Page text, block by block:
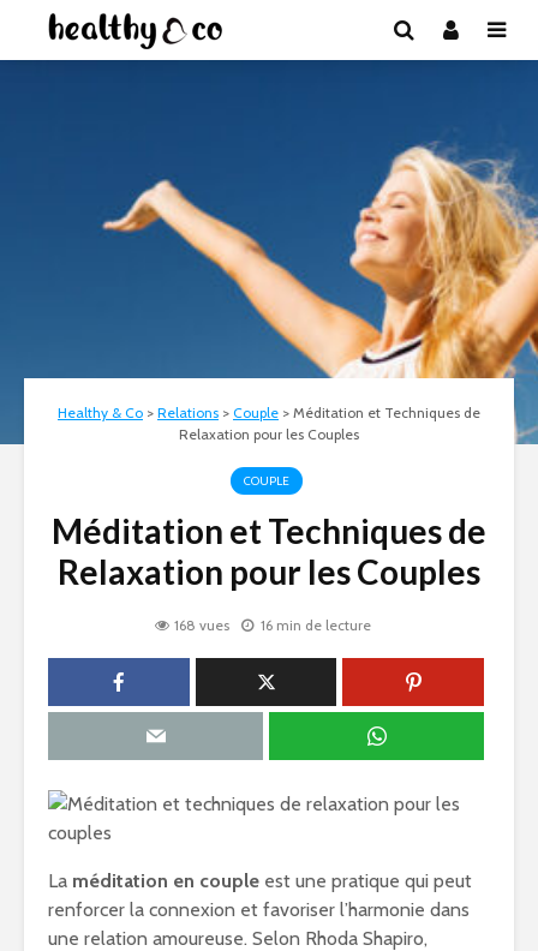
Healthy & Co > Relations > Couple > Méditation et Techniques de
Relaxation pour les Couples
COUPLE
Méditation et Techniques de
Relaxation pour les Couples
168 vues 16 min de lecture
La méditation en couple est une pratique qui peut
renforcer la connexion et favoriser l’harmonie dans
une relation amoureuse. Selon Rhoda Shapiro,